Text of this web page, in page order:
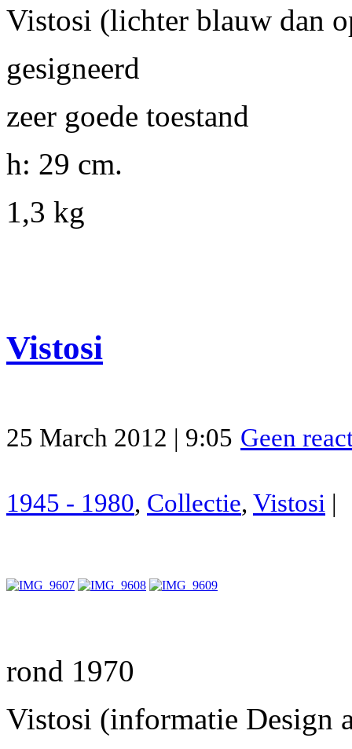
Vistosi (lichter blauw dan
gesigneerd
zeer goede toestand
h: 29 cm.
1,3 kg
Vistosi
25 March 2012 | 9:05 Geen
1945 - 1980, Collectie, Vistosi |
rond 1970
Vistosi (informatie Design